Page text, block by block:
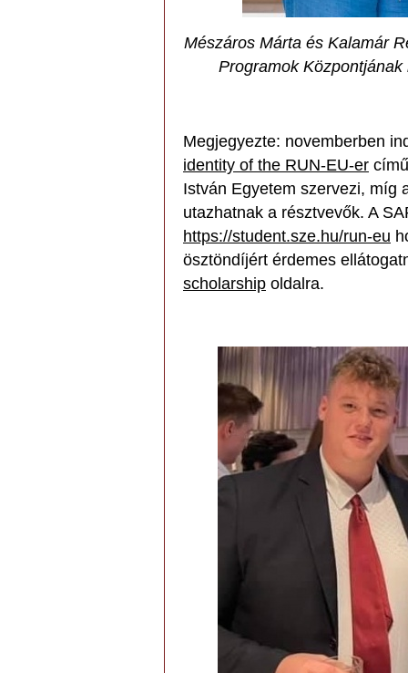
Mészáros Márta és Kalamár
Programok
Megjegyezte: novemberben
identity of the RUN-EU-er
István Egyetem szervezi, míg
utazhatnak a résztvevők. A
https://student.sze.hu/run-eu
ösztöndíjért érdemes
scholarship oldalra.